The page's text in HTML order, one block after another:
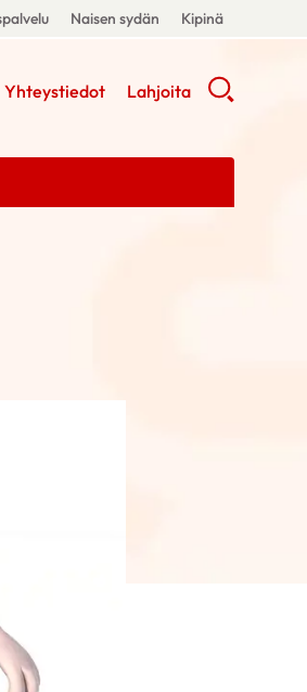
Naisen sydän Kipinä
Yhteystiedot Lahjoita